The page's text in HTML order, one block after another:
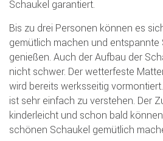
Schaukel garantiert.
Bis zu drei Personen können es
gemütlich machen und entspannte
genießen. Auch der Aufbau der
nicht schwer. Der wetterfeste
wird bereits werksseitig
ist sehr einfach zu verstehen. Der
kinderleicht und schon bald
schönen Schaukel gemütlich